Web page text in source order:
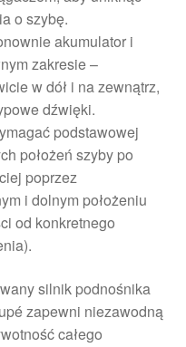
o szybę.
akumulator i
zakresie –
w dół i na zewnątrz,
dźwięki.
podstawowej
położeń szyby po
poprzez
i dolnym położeniu
od konkretnego
silnik podnośnika
zapewni niezawodną
całego